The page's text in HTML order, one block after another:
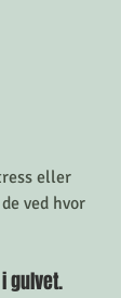
eller
ved hvor
gulvet.